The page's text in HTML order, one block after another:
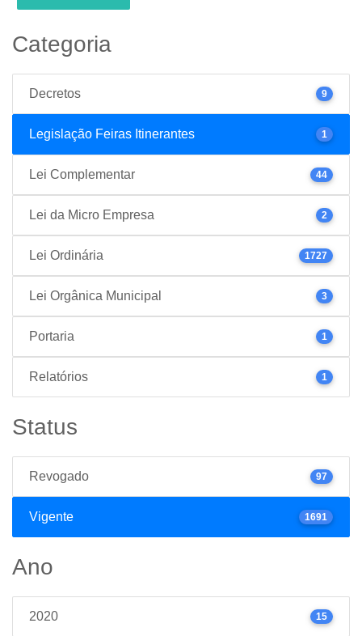
Categoria
Decretos 9
Legislação Feiras Itinerantes 1
Lei Complementar 44
Lei da Micro Empresa 2
Lei Ordinária 1727
Lei Orgânica Municipal 3
Portaria 1
Relatórios 1
Status
Revogado 97
Vigente 1691
Ano
2020 15